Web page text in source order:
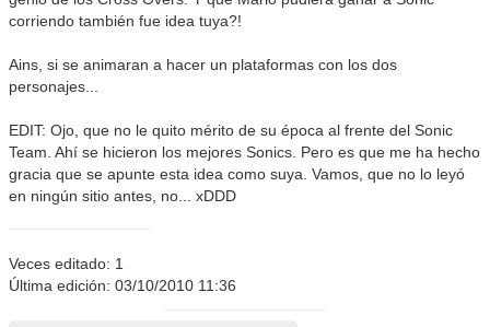
corriendo también fue idea tuya?!
Ains, si se animaran a hacer un plataformas con los dos
personajes...
EDIT: Ojo, que no le quito mérito de su época al frente del Sonic
Team. Ahí se hicieron los mejores Sonics. Pero es que me ha hecho
gracia que se apunte esta idea como suya. Vamos, que no lo leyó
en ningún sitio antes, no... xDDD
Veces editado: 1
Última edición: 03/10/2010 11:36